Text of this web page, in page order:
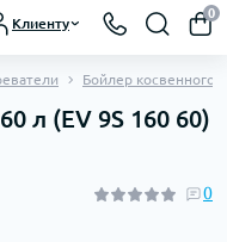
Клиенту
0
Бойлер косвенного
л (EV 9S 160 60)
0